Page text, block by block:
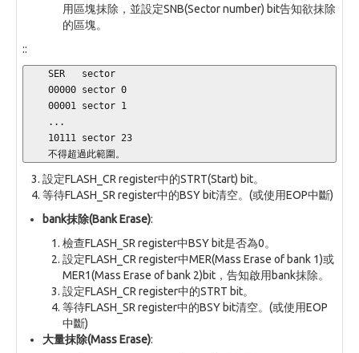
用區塊抹除，並設定SNB(Sector number) bit告知欲抹除
的區塊。
::
    不得超過此範圍。
設定FLASH_CR register中的STRT(Start) bit。
等待FLASH_SR register中的BSY bit清空。(或使用EOP中斷)
bank抹除(Bank Erase):
檢查FLASH_SR register中BSY bit是否為0。
設定FLASH_CR register中MER(Mass Erase of bank 1)或
MER1(Mass Erase of bank 2)bit，告知啟用bank抹除。
設定FLASH_CR register中的STRT bit。
等待FLASH_SR register中的BSY bit清空。(或使用EOP
中斷)
大量抹除(Mass Erase):